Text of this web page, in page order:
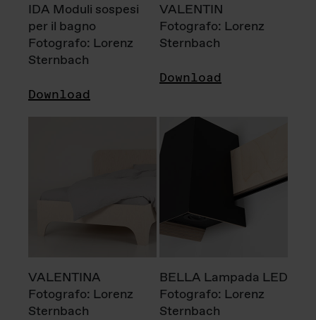
IDA Moduli sospesi
per il bagno
Fotografo: Lorenz
Sternbach
Download
VALENTIN
Fotografo: Lorenz
Sternbach
Download
VALENTINA
Fotografo: Lorenz
Sternbach
BELLA Lampada LED
Fotografo: Lorenz
Sternbach